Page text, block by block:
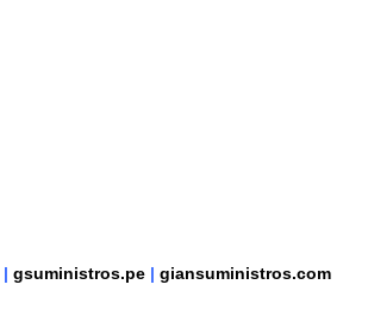
| gsuministros.pe | giansuministros.com